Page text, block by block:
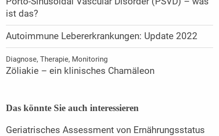
ist das?
Autoimmune Lebererkrankungen: Update 2022
Diagnose, Therapie, Monitoring
Zöliakie – ein klinisches Chamäleon
Das könnte Sie auch interessieren
Geriatrisches Assessment von Ernährungsstatus